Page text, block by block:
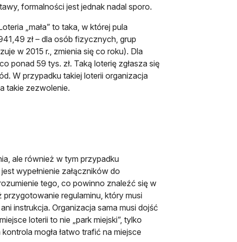
formalności jest jednak nadal sporo.
„mała” to taka, w której pula
zł – dla osób fizycznych, grup
w 2015 r., zmienia się co roku). Dla
ponad 59 tys. zł. Taką loterię zgłasza się
W przypadku takiej loterii organizacja
takie zezwolenie.
ale również w tym przypadku
wypełnienie załączników do
tego, co powinno znaleźć się w
przygotowanie regulaminu, który musi
instrukcja. Organizacja sama musi dojść
loterii to nie „park miejski”, tylko
mogła łatwo trafić na miejsce